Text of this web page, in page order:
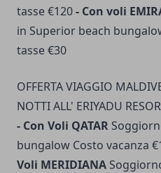
tasse €120- Con voli
in Superior beach
tasse €30
OFFERTA VIAGGIO
NOTTI ALL' ERIYADU
- Con Voli QATAR
bungalow Costo vacanza
Voli MERIDIANA